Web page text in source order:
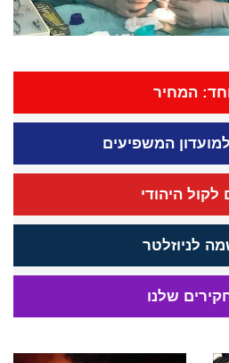
המחיר
המשפיעים
לקול היהודי
לניוזלטר
שלנו